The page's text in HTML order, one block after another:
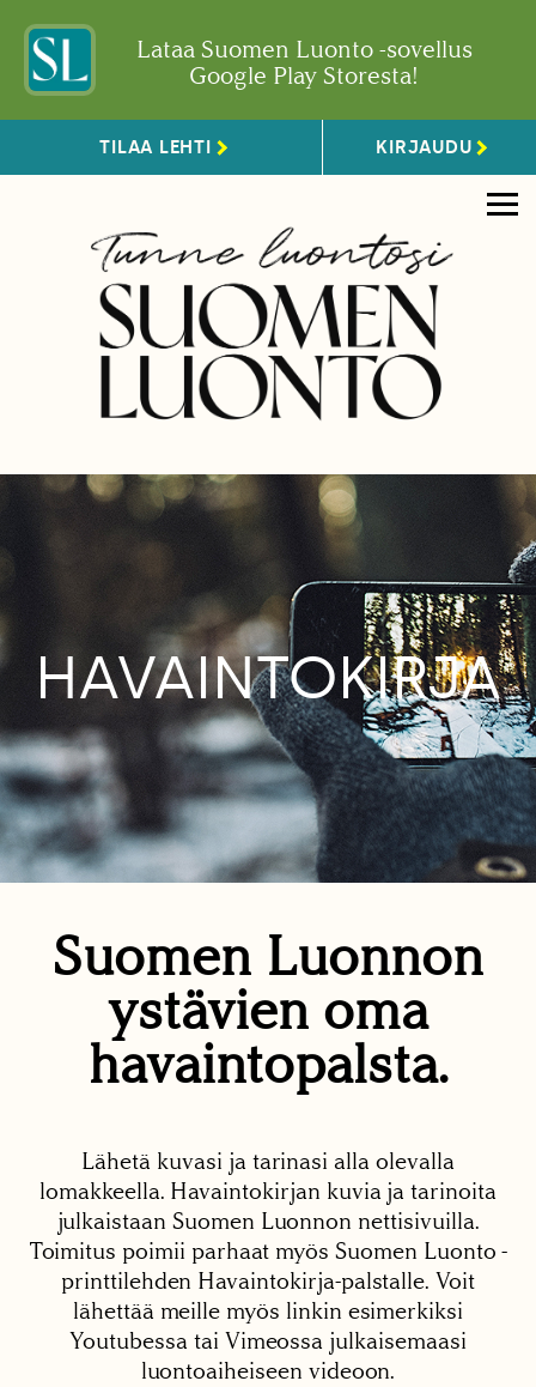
Lataa Suomen Luonto -sovellus
Google Play Storesta!
TILAA LEHTI KIRJAUDU
HAVAINTOKIRJA
Suomen Luonnon
ystävien oma
havaintopalsta.
Lähetä kuvasi ja tarinasi alla olevalla
lomakkeella. Havaintokirjan kuvia ja tarinoita
julkaistaan Suomen Luonnon nettisivuilla.
Toimitus poimii parhaat myös Suomen Luonto -
printtilehden Havaintokirja-palstalle. Voit
lähettää meille myös linkin esimerkiksi
Youtubessa tai Vimeossa julkaisemaasi
luontoaiheiseen videoon.